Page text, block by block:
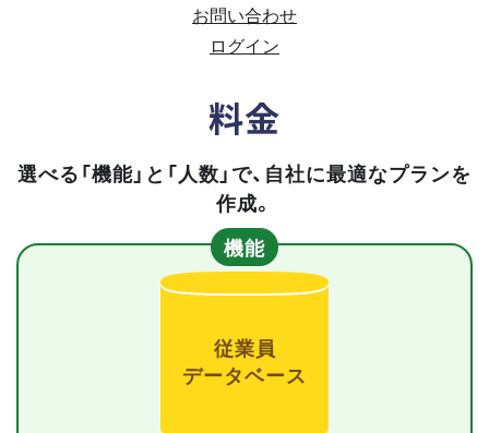
お問い合わせ
ログイン
料金
選べる「機能」と「人数」で、自社に最適なプランを
作成。
機能
従業員
データベース